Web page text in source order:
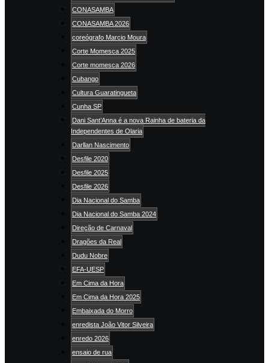
CONASAMBA
CONASAMBA 2026
coreógrafo Marcio Moura
Corte Momesca 2025
Corte momesca 2026
Cubango
Cultura Guaratingueta
Cunha SP
Dani Sant’Anna é a nova Rainha de bateria da
Independentes de Olaria
Darllan Nascimento
Desfile 2020
Desfile 2025
Desfile 2026
Dia Nacional do Samba
Dia Nacional do Samba 2024
Direção de Carnaval
Dragões da Real
Dudu Nobre
EFA-UESP
Em Cima da Hora
Em Cima da Hora 2025
Embaixada do Morro
enredista João Vitor Silveira
enredo 2026
ensaio de rua